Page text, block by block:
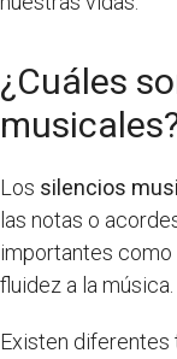
¿Cuáles
Los silencios
las notas o
importantes como
fluidez a la música.
Existen diferentes